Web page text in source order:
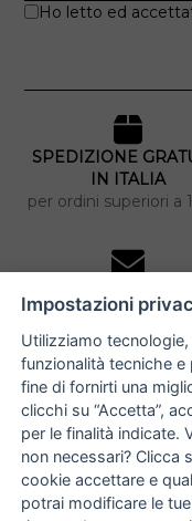
Ho letto ed
SPEDIZIONE
IN ITALIA
per ordini superiori a
iscriviti alla
via
Impostazioni
Utilizziamo
funzionalità tecniche
fine di fornirti una
clicchi su “Accetta”,
per le finalità indicate.
non necessari? Clicca
cookie accettare e
potrai modificare le